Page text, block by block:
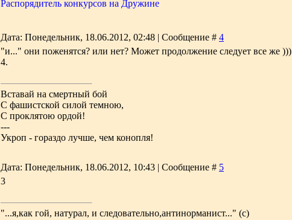
Распорядитель конкурсов на Дружине
Дата: Понедельник, 18.06.2012, 02:48 | Сообщение # 4
"и..." они поженятся? или нет? Может продолжение следует все же )))
4.
Вставай на смертный бой
С фашистской силой темною,
С проклятою ордой!
---
Укроп - гораздо лучше, чем конопля!
Дата: Понедельник, 18.06.2012, 10:43 | Сообщение # 5
3
"...я,как гой, натурал, и следовательно,антинорманист..." (с)